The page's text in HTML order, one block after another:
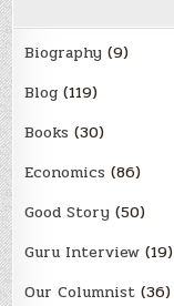
Biography (9)
Blog (119)
Books (30)
Economics (86)
Good Story (50)
Guru Interview (19)
Our Columnist (36)